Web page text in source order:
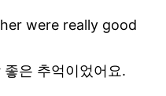
were really good
은 추억이었어요.